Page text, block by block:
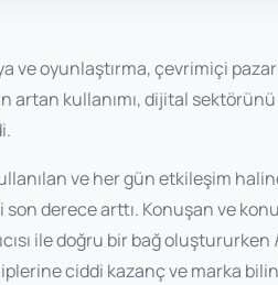
ve oyunlaştırma, çevrimiçi
artan kullanımı, dijital
ve her gün etkileşim
derece arttı. Konuşan ve
ile doğru bir bağ oluştururken
ciddi kazanç ve marka